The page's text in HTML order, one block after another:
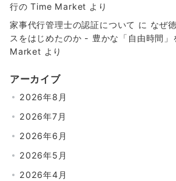
行の Time Market より
家事代行管理士の認証について に なぜ
スをはじめたのか - 豊かな「自由時間
Market より
アーカイブ
2026年8月
2026年7月
2026年6月
2026年5月
2026年4月